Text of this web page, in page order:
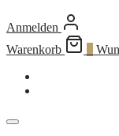
Anmelden
Warenkorb